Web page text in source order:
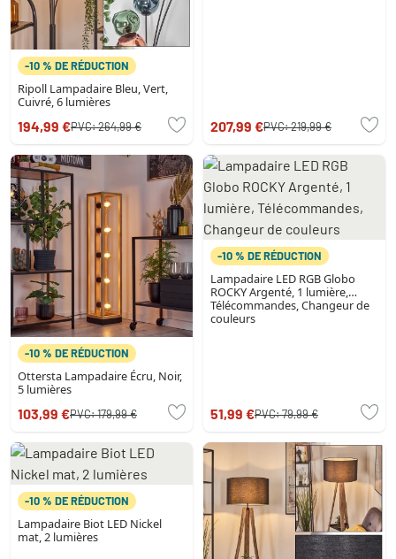
-10 % DE RÉDUCTION
Ripoll Lampadaire Bleu, Vert,
Cuivré, 6 lumières
194,99 €PVC:264,99 € 207,99 €PVC:219,99 €
-10 % DE RÉDUCTION
Ottersta Lampadaire Écru, Noir,
5 lumières
103,99 €PVC:179,99 €
-10 % DE RÉDUCTION
Lampadaire LED RGB Globo
ROCKY Argenté, 1 lumière,
Télécommandes, Changeur de
couleurs
51,99 €PVC:79,99 €
-10 % DE RÉDUCTION
Lampadaire Biot LED Nickel
mat, 2 lumières